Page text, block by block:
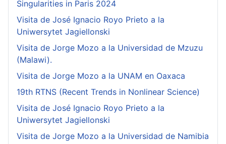
Singularities in Paris 2024
Visita de José Ignacio Royo Prieto a la
Uniwersytet Jagiellonski
Visita de Jorge Mozo a la Universidad de Mzuzu
(Malawi).
Visita de Jorge Mozo a la UNAM en Oaxaca
19th RTNS (Recent Trends in Nonlinear Science)
Visita de José Ignacio Royo Prieto a la
Uniwersytet Jagiellonski
Visita de Jorge Mozo a la Universidad de Namibia